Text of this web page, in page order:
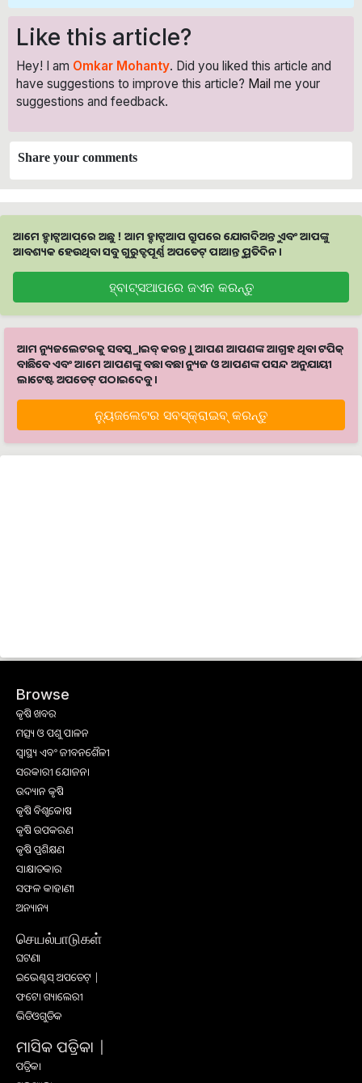
Like this article?
Hey! I am Omkar Mohanty. Did you liked this article and
have suggestions to improve this article? Mail me your
suggestions and feedback.
Share your comments
ଆମେ ହ୍ବାଟ୍ସଆପ୍‌ରେ ଅଛୁ ! ଆମ ହ୍ବାଟ୍ସଆପ ଗ୍ରୁପରେ ଯୋଗଦିଅନ୍ତୁ ଏବଂ ଆପଙ୍କୁ
ଆବଶ୍ୟକ ହେଉଥିବା ସବୁ ଗୁରୁତ୍ବପୂର୍ଣ୍ଣ ଅପଡେଟ୍‌ ପାଆନ୍ତୁ ପ୍ରତିଦିନ ।
ହ୍ବାଟ୍ସଆପରେ ଜଏନ କରନ୍ତୁ
ଆମ ନ୍ୟୁଜଲେଟରକୁ ସବସ୍କ୍ରାଇବ୍ କରନ୍ତୁ । ଆପଣ ଆପଣଙ୍କ ଆଗ୍ରହ ଥିବା ଟପିକ୍‌
ବାଛିବେ ଏବଂ ଆମେ ଆପଣଙ୍କୁ ବଛା ବଛା ନ୍ୟୁଜ ଓ ଆପଣଙ୍କ ପସନ୍ଦ ଅନୁଯାୟୀ
ଲାଟେଷ୍ଟ ଅପଡେଟ୍‌ ପଠାଇଦେବୁ ।
ନ୍ୟୁଜଲେଟର ସବସ୍କ୍ରାଇବ୍‌ କରନ୍ତୁ
Browse
କୃଷି ଖବର
ମତ୍ସ୍ୟ ଓ ପଶୁ ପାଳନ
ସ୍ୱାସ୍ଥ୍ୟ ଏବଂ ଜୀବନଶୈଳୀ
ସରକାରୀ ଯୋଜନା
ଉଦ୍ୟାନ କୃଷି
କୃଷି ବିଶ୍ବକୋଷ
କୃଷି ଉପକରଣ
କୃଷି ପ୍ରଶିକ୍ଷଣ
ସାକ୍ଷାତକାର
ସଫଳ କାହାଣୀ
ଅନ୍ୟାନ୍ୟ
செயல்பாடுகள்
ଘଟଣା
ଇଭେଣ୍ଟସ୍ ଅପଡେଟ୍ |
ଫଟୋ ଗ୍ୟାଲେରୀ
ଭିଡିଓଗୁଡିକ
ମାସିକ ପତ୍ରିକା |
ପତ୍ରିକା